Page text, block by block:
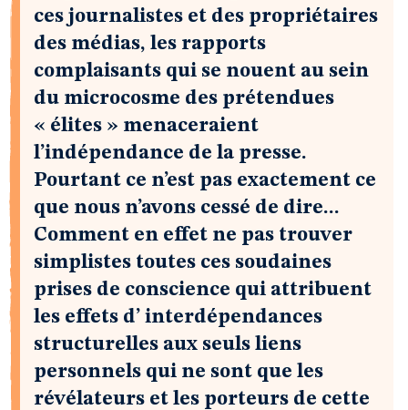
ces journalistes et des propriétaires
des médias, les rapports
complaisants qui se nouent au sein
du microcosme des prétendues
« élites » menaceraient
l’indépendance de la presse.
Pourtant ce n’est pas exactement ce
que nous n’avons cessé de dire...
Comment en effet ne pas trouver
simplistes toutes ces soudaines
prises de conscience qui attribuent
les effets d’ interdépendances
structurelles aux seuls liens
personnels qui ne sont que les
révélateurs et les porteurs de cette